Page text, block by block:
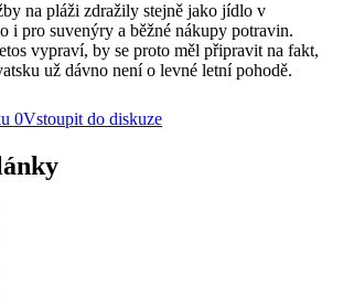
na pláži zdražily stejně jako jídlo v
i pro suvenýry a běžné nákupy potravin.
vypraví, by se proto měl připravit na fakt,
už dávno není o levné letní pohodě.
0Vstoupit do diskuze